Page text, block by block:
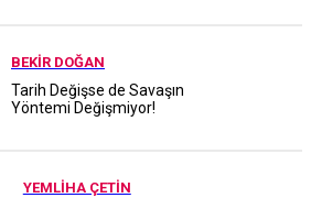
BEKİR DOĞAN
Tarih Değişse de Savaşın
Yöntemi Değişmiyor!
YEMLİHA ÇETİN